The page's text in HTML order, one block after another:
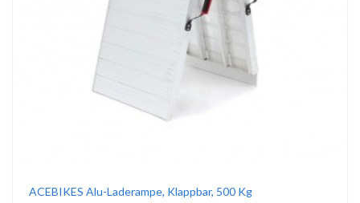
ACEBIKES Alu-Laderampe, Klappbar, 500 Kg